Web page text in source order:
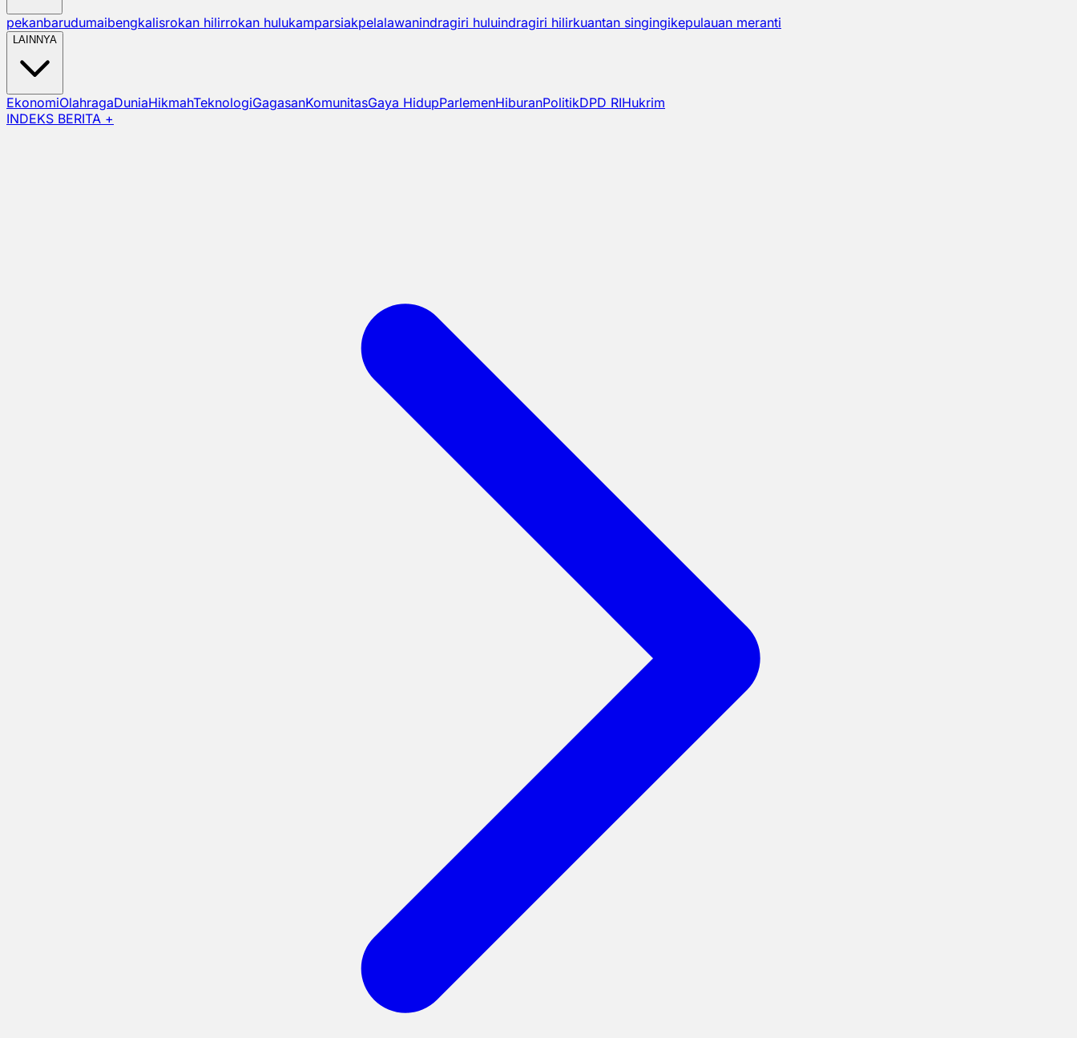
pekanbarudumaibengkalisrokan hilirrokan hulukamparsiakpelalawanindragiri huluindragiri hilirkuantan singingikepulauan meranti
LAINNYA
EkonomiOlahragaDuniaHikmahTeknologiGagasanKomunitasGaya HidupParlemenHiburanPolitikDPD RIHukrim
INDEKS BERITA +